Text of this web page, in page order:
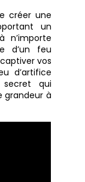
créer une
un
n’importe
d’un feu
vos
d’artifice
secret qui
grandeur à